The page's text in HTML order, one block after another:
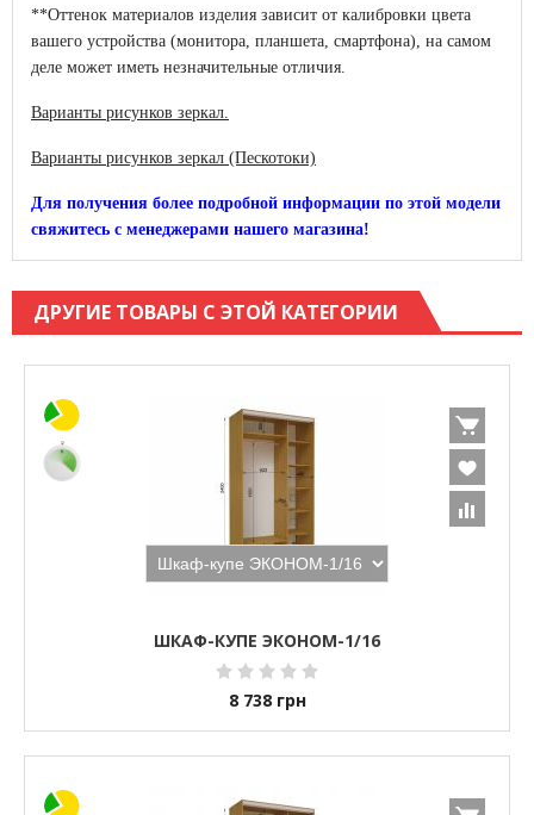
**Оттенок материалов изделия зависит от калибровки цвета
вашего устройства (монитора, планшета, смартфона), на самом
деле может иметь незначительные отличия.
Варианты рисунков зеркал.
Варианты рисунков зеркал (Пескотоки)
Для получения более подробной информации по этой модели
свяжитесь с менеджерами нашего магазина!
ДРУГИЕ ТОВАРЫ С ЭТОЙ КАТЕГОРИИ
ШКАФ-КУПЕ ЭКОНОМ-1/16
8 738 грн